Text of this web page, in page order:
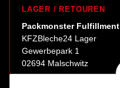
LAGER / RETOUREN
Packmonster Fulfillment
KFZBleche24 Lager
Gewerbepark 1
02694 Malschwitz